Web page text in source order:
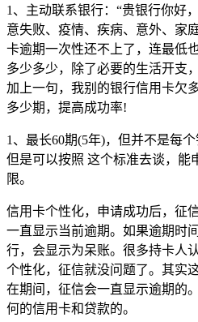
1、主动联系银行：“贵银行你好
意失败、疫情、疾病、意外、家
卡逾期一次性还不上了，连最低
多少多少，除了必要的生活开支
加上一句，我别的银行信用卡欠
多少期，提高成功率!
1、最长60期(5年)，但并不是每
但是可以按照 这个标准去谈，能
限。
信用卡个性化，申请成功后，征
一直显示当前逾期。如果逾期时
行，会显示为呆账。很多持卡人
个性化，征信就没问题了。其实
在期间，征信会一直显示逾期的
何的信用卡和贷款的。